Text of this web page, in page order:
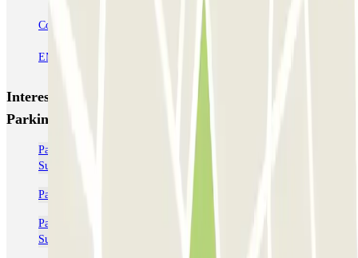
Coslada (Avenida de América) Mundial
EMT Marqués de Salamanca Avenida de Portugal EMT
Interessante plaatsen en evenementen dichtbij You
Parking Spain
Parkeerplaatsen dichtbij Terminal 1 bij het vliegveld van Adolfo
Suárez Madrid-Barajas (MAD)
Parkeer op de Luchthaven Adolfo Suárez Madrid-Barajas (MAD)
Parkeerplaatsen dichtbij Terminal 2 bij het vliegveld van Adolfo
Suárez Madrid-Barajas (MAD)